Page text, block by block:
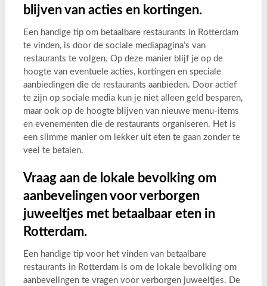
blijven van acties en kortingen.
Een handige tip om betaalbare restaurants in Rotterdam
te vinden, is door de sociale mediapagina’s van
restaurants te volgen. Op deze manier blijf je op de
hoogte van eventuele acties, kortingen en speciale
aanbiedingen die de restaurants aanbieden. Door actief
te zijn op sociale media kun je niet alleen geld besparen,
maar ook op de hoogte blijven van nieuwe menu-items
en evenementen die de restaurants organiseren. Het is
een slimme manier om lekker uit eten te gaan zonder te
veel te betalen.
Vraag aan de lokale bevolking om
aanbevelingen voor verborgen
juweeltjes met betaalbaar eten in
Rotterdam.
Een handige tip voor het vinden van betaalbare
restaurants in Rotterdam is om de lokale bevolking om
aanbevelingen te vragen voor verborgen juweeltjes. De